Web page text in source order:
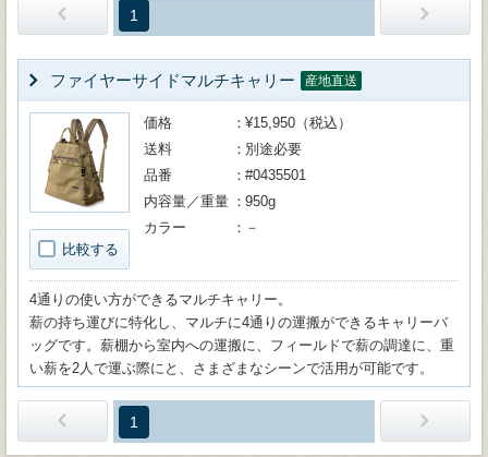
1
ファイヤーサイドマルチキャリー 産地直送
比較する
価格
¥15,950（税込）
送料
別途必要
品番
#0435501
内容量／重量
950g
カラー
－
4通りの使い方ができるマルチキャリー。
薪の持ち運びに特化し、マルチに4通りの運搬ができるキャリーバ
ッグです。薪棚から室内への運搬に、フィールドで薪の調達に、重
い薪を2人で運ぶ際にと、さまざまなシーンで活用が可能です。
1